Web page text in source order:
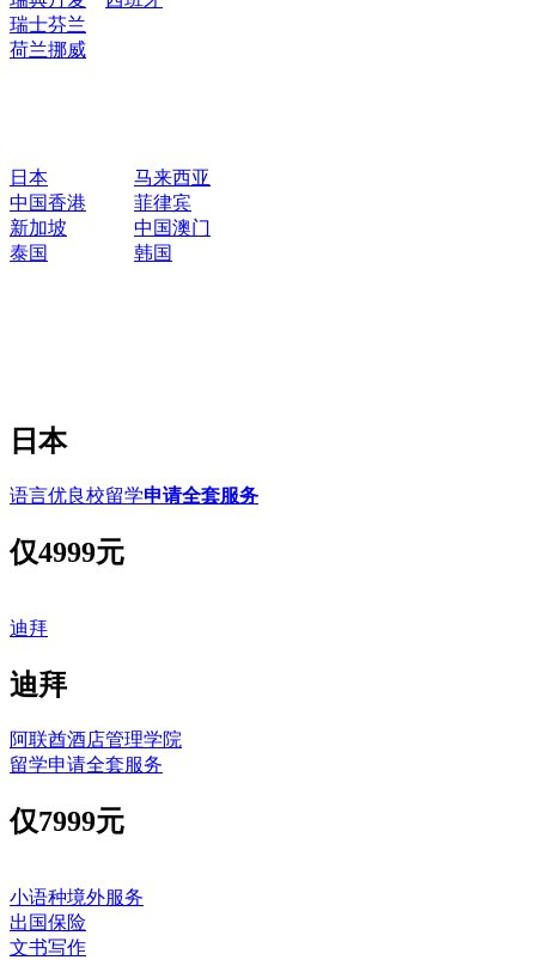
瑞士芬兰
荷兰挪威
日本
马来西亚
中国香港
菲律宾
新加坡
中国澳门
泰国
韩国
日本
语言优良校留学申请全套服务
仅4999元
迪拜
迪拜
阿联酋酒店管理学院
留学申请全套服务
仅7999元
小语种境外服务
出国保险
文书写作